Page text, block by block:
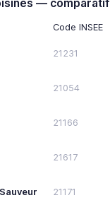
— comparatif
Code INSEE
21231
21054
21166
21617
21171